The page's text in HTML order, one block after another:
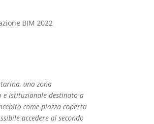
BIM 2022
una zona
e istituzionale destinato a
come piazza coperta
accedere al secondo